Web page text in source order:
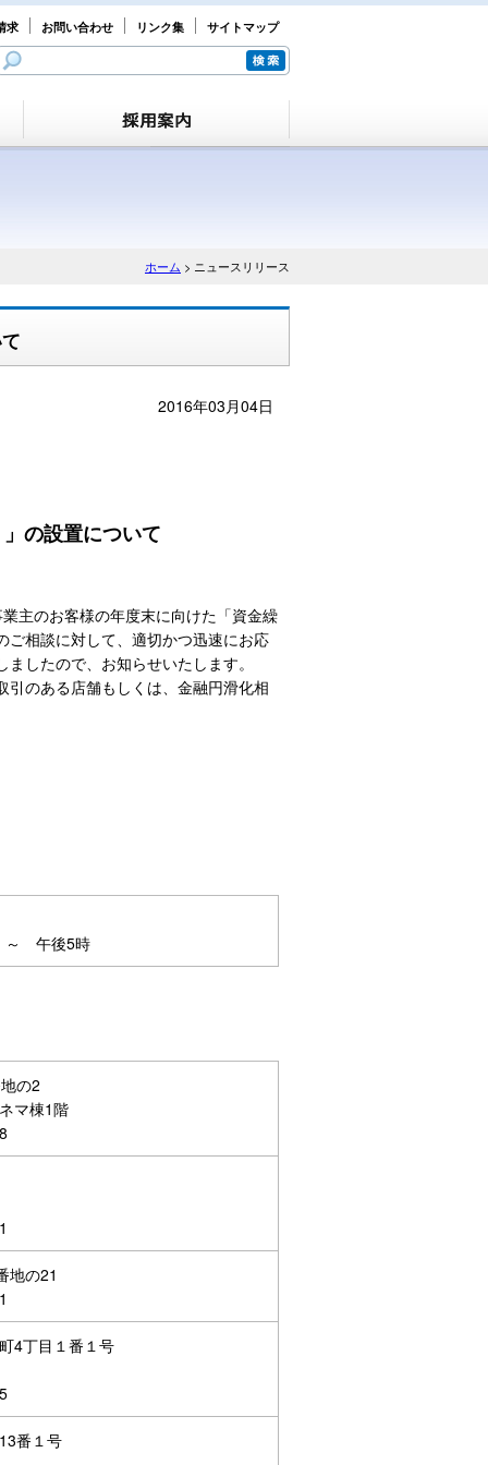
サイトマップ
リンク集
お問い合わせ
求
ホーム > ニュースリリース
2016年03月04日
の設置について
主のお客様の年度末に向けた「資金繰
ご相談に対して、適切かつ迅速にお応
したので、お知らせいたします。
のある店舗もしくは、金融円滑化相
～ 午後5時
の2
マ棟1階
地の21
4丁目１番１号
番１号